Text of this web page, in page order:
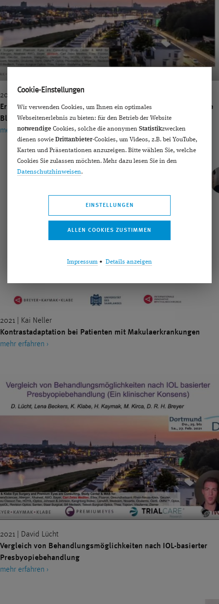
2021 | Dr. Detlev Breyer
Erste europäische vergleichende klinische Ergebnisse für eine
Blaulicht filternde trifokale Intraokularlinse
mehr erfahren ›
2021 | Kai Neller
Kontrastadaptation bei Patienten mit Makulaerkrankungen
mehr erfahren ›
2021 | David Lücht
Vergleich von Behandlungsmöglichkeiten nach IOL-basierter
Presbyopiebehandlung
mehr erfahren ›
Cookie-Einstellungen
Wir verwenden Cookies, um Ihnen ein optimales
Webseitenerlebnis zu bieten: für den Betrieb der Website
notwendige Cookies, solche die anonymen Statistikzwecken
dienen sowie Drittanbieter-Cookies, um Videos, z.B. bei YouTube,
Karten und Präsentationen anzuzeigen. Bitte wählen Sie, welche
Cookies Sie zulassen möchten. Mehr dazu lesen Sie in den
Datenschutzhinweisen.
EINSTELLUNGEN
Impressum • Details anzeigen